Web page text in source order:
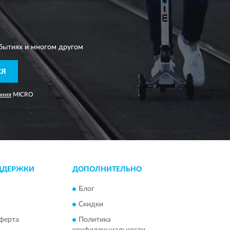
и многом другом
MICRO
ДОПОЛНИТЕЛЬНО
Блог
Скидки
Политика